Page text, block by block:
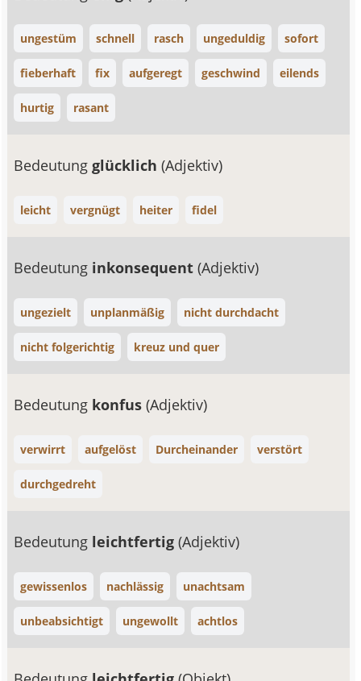
ungestüm schnell rasch ungeduldig sofort
fieberhaft fix aufgeregt geschwind eilends
hurtig rasant
Bedeutungglücklich(Adjektiv)
leicht vergnügt heiter fidel
Bedeutung inkonsequent(Adjektiv)
ungezielt unplanmäßig nicht durchdacht
nicht folgerichtig kreuz und quer
Bedeutung konfus(Adjektiv)
verwirrt aufgelöst Durcheinander verstört
durchgedreht
Bedeutung leichtfertig(Adjektiv)
gewissenlos nachlässig unachtsam
unbeabsichtigt ungewollt achtlos